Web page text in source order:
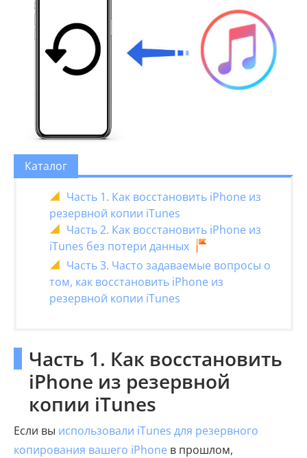
Каталог
Часть 1. Как восстановить iPhone из
резервной копии iTunes
Часть 2. Как восстановить iPhone из
iTunes без потери данных
Часть 3. Часто задаваемые вопросы о
том, как восстановить iPhone из
резервной копии iTunes
Часть 1. Как восстановить
iPhone из резервной
копии iTunes
Если вы использовали iTunes для резервного
копирования вашего iPhone в прошлом,